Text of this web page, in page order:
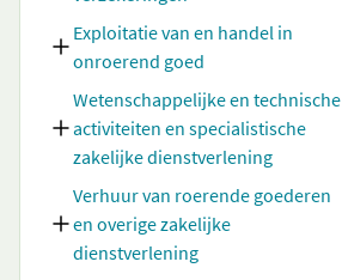
Exploitatie van en handel in
onroerend goed
Wetenschappelijke en technische
activiteiten en specialistische
zakelijke dienstverlening
Verhuur van roerende goederen
en overige zakelijke
dienstverlening